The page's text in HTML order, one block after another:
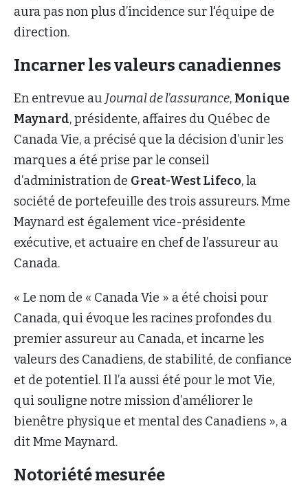
aura pas non plus d’incidence sur l'équipe de
direction.
Incarner les valeurs canadiennes
En entrevue au Journal de l’assurance, Monique
Maynard, présidente, affaires du Québec de
Canada Vie, a précisé que la décision d’unir les
marques a été prise par le conseil
d’administration de Great-West Lifeco, la
société de portefeuille des trois assureurs. Mme
Maynard est également vice-présidente
exécutive, et actuaire en chef de l’assureur au
Canada.
« Le nom de « Canada Vie » a été choisi pour
Canada, qui évoque les racines profondes du
premier assureur au Canada, et incarne les
valeurs des Canadiens, de stabilité, de confiance
et de potentiel. Il l’a aussi été pour le mot Vie,
qui souligne notre mission d’améliorer le
bienêtre physique et mental des Canadiens », a
dit Mme Maynard.
Notoriété mesurée